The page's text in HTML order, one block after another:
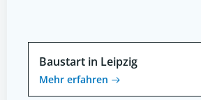
Baustart in Leipzig
Mehr erfahren